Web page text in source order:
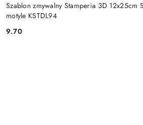
Szablon zmywalny Stamperia 3D 12x25cm
motyle KSTDL94
Cena:
9.70